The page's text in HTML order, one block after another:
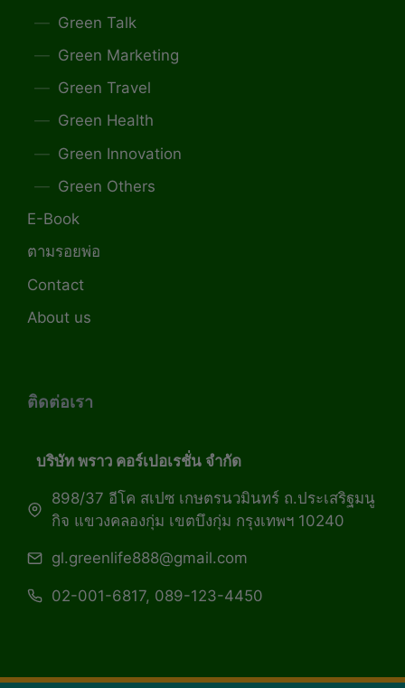
Green Talk
Green Marketing
Green Travel
Green Health
Green Innovation
Green Others
E-Book
ตามรอยพ่อ
Contact
About us
ติดต่อเรา
บริษัท พราว คอร์เปอเรชั่น จำกัด
898/37 อีโค สเปซ เกษตรนวมินทร์ ถ.ประเสริฐมนู
กิจ แขวงคลองกุ่ม เขตบึงกุ่ม กรุงเทพฯ 10240
gl.greenlife888@gmail.com
02-001-6817, 089-123-4450